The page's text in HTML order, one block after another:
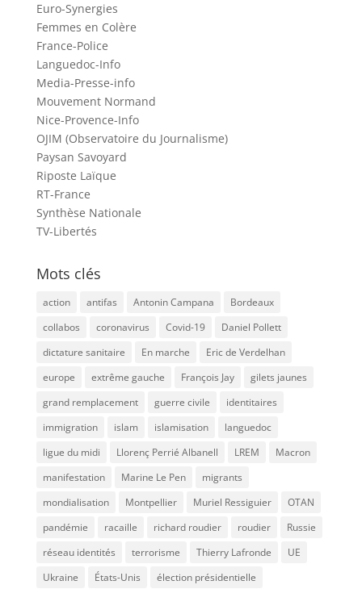
Euro-Synergies
Femmes en Colère
France-Police
Languedoc-Info
Media-Presse-info
Mouvement Normand
Nice-Provence-Info
OJIM (Observatoire du Journalisme)
Paysan Savoyard
Riposte Laïque
RT-France
Synthèse Nationale
TV-Libertés
Mots clés
action antifas Antonin Campana
Bordeaux
collabos
coronavirus Covid-19
Daniel Pollett
dictature sanitaire
En marche
Eric de Verdelhan
europe
extrême gauche François Jay
gilets jaunes
grand remplacement
guerre civile
identitaires
immigration
islam islamisation
languedoc
ligue du midi
Llorenç Perrié Albanell LREM
Macron
manifestation
Marine Le Pen
migrants
mondialisation
Montpellier Muriel Ressiguier
OTAN
pandémie
racaille richard roudier roudier
Russie
réseau identités
terrorisme Thierry Lafronde
UE
Ukraine
États-Unis élection présidentielle